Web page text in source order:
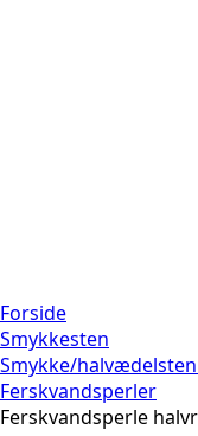
Forside
Smykkesten
Smykke/
Ferskvandsperler
Ferskvandsperle